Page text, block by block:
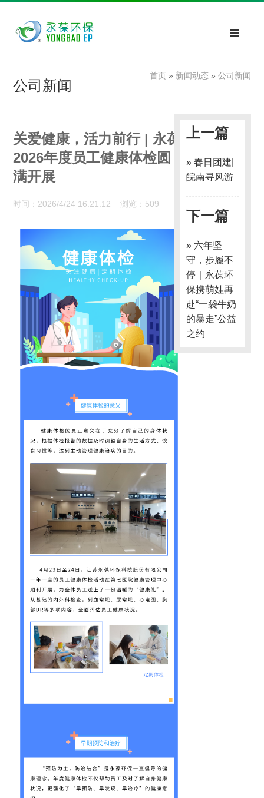
首页» 新闻动态» 公司新闻
公司新闻
上一篇
» 春日团建|
皖南寻风游
下一篇
» 六年坚
守，步履不
停｜永葆环
保携萌娃再
赴“一袋牛奶
的暴走”公益
之约
关爱健康，活力前行 | 永葆
2026年度员工健康体检圆
满开展
时间：2026/4/24 16:21:12 浏览：509